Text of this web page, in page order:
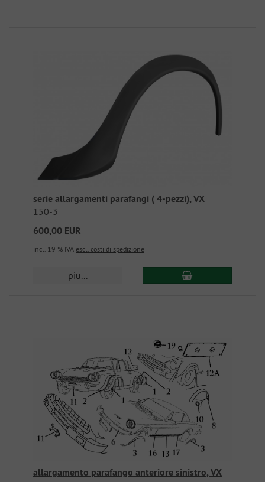
serie allargamenti parafangi ( 4-pezzi), VX
150-3
600,00 EUR
incl. 19 % IVA escl. costi di spedizione
piu...
allargamento parafango anteriore sinistro, VX